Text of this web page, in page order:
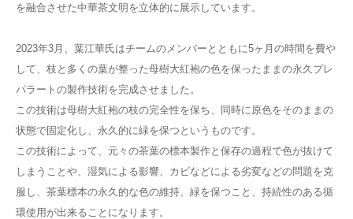
を融合させた中華茶文明を立体的に展示しています。
2023年3月、葉江華氏はチームのメンバーとともに5ヶ月の時間を費や
して、枝と多くの葉が整った母樹大紅袍の色を保ったままの永久プレ
パラートの製作技術を完成させました。
この技術は母樹大紅袍の枝の完全性を保ち、同時に原色をそのままの
状態で固定化し、永久的に緑を保つというものです。
この技術によって、元々の茶葉の標本製作と保存の過程で色が抜けて
しまうことや、湿気による影響、カビなどによる劣変などの問題を克
服し、茶葉標本の永久的な色の維持、緑を保つこと、持続性のある循
環使用が出来ることになります。